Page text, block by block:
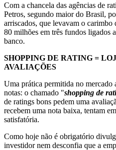
Com a chancela das agências de
Petros, segundo maior do Brasil,
arriscados, que levavam o
80 milhões em três fundos ligados
banco.
SHOPPING DE RATING =
AVALIAÇÕES
Uma prática permitida no mercado
notas: o chamado "shopping de
de ratings bons pedem uma
recebem uma nota baixa, tentam
satisfatória.
Como hoje não é obrigatório
investidor nem desconfia que a